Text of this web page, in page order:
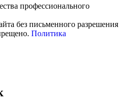
профессионального
без письменного разрешения
Политика